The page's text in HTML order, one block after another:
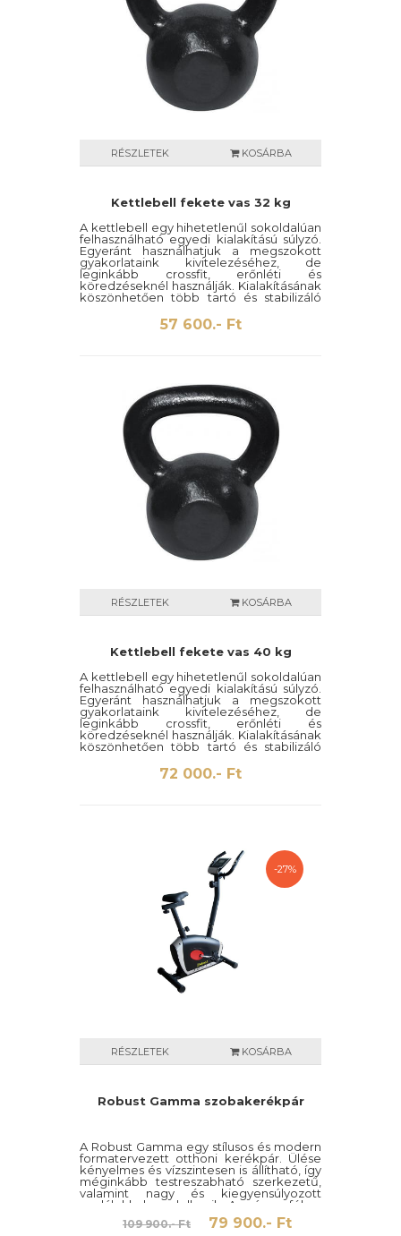
RÉSZLETEK KOSÁRBA
Kettlebell fekete vas 32 kg
A kettlebell egy hihetetlenűl sokoldalúan
felhasználható egyedi kialakítású súlyzó.
Egyeránt használhatjuk a megszokott
gyakorlataink kivitelezéséhez, de
leginkább crossfit, erőnléti és
köredzéseknél használják. Kialakításának
köszönhetően több tartó és stabilizáló
57 600.- Ft
RÉSZLETEK KOSÁRBA
Kettlebell fekete vas 40 kg
A kettlebell egy hihetetlenűl sokoldalúan
felhasználható egyedi kialakítású súlyzó.
Egyeránt használhatjuk a megszokott
gyakorlataink kivitelezéséhez, de
leginkább crossfit, erőnléti és
köredzéseknél használják. Kialakításának
köszönhetően több tartó és stabilizáló
72 000.- Ft
-27%
RÉSZLETEK KOSÁRBA
Robust Gamma szobakerékpár
A Robust Gamma egy stílusos és modern
formatervezett otthoni kerékpár. Ülése
kényelmes és vízszintesen is állítható, így
méginkább testreszabható szerkezetű,
valamint nagy és kiegyensúlyozott
pedálokkal rendelkezik. A mágnesfékes
rendszernek köszönhetően halk és
ízületkímélő. Az LCD kijelzőn felül
109 900.- Ft 79 900.- Ft